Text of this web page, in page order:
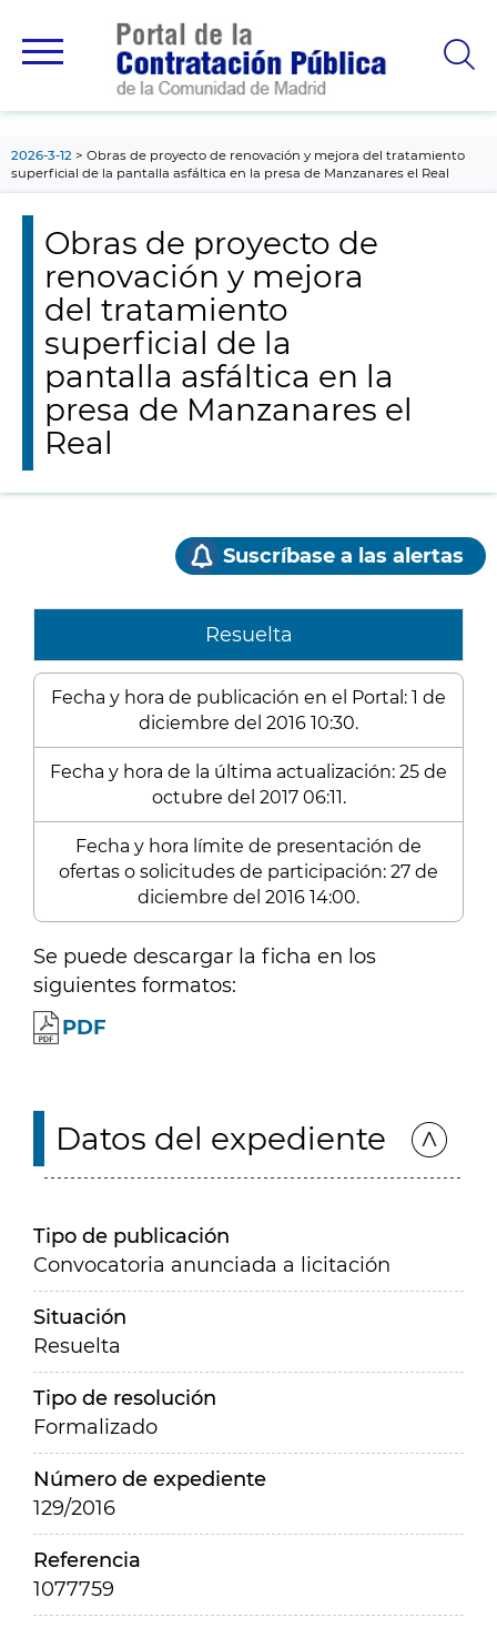
principal
2026-3-12
Obras de proyecto de renovación y mejora del tratamiento
superficial de la pantalla asfáltica en la presa de Manzanares el Real
Obras de proyecto de
renovación y mejora
del tratamiento
superficial de la
pantalla asfáltica en la
presa de Manzanares el
Real
Suscríbase a las alertas
Resuelta
Fecha y hora de publicación en el Portal: 1 de
diciembre del 2016 10:30.
Fecha y hora de la última actualización: 25 de
octubre del 2017 06:11.
Fecha y hora límite de presentación de
ofertas o solicitudes de participación: 27 de
diciembre del 2016 14:00.
Se puede descargar la ficha en los
siguientes formatos:
PDF
Datos del expediente
Tipo de publicación
Convocatoria anunciada a licitación
Situación
Resuelta
Tipo de resolución
Formalizado
Número de expediente
129/2016
Referencia
1077759